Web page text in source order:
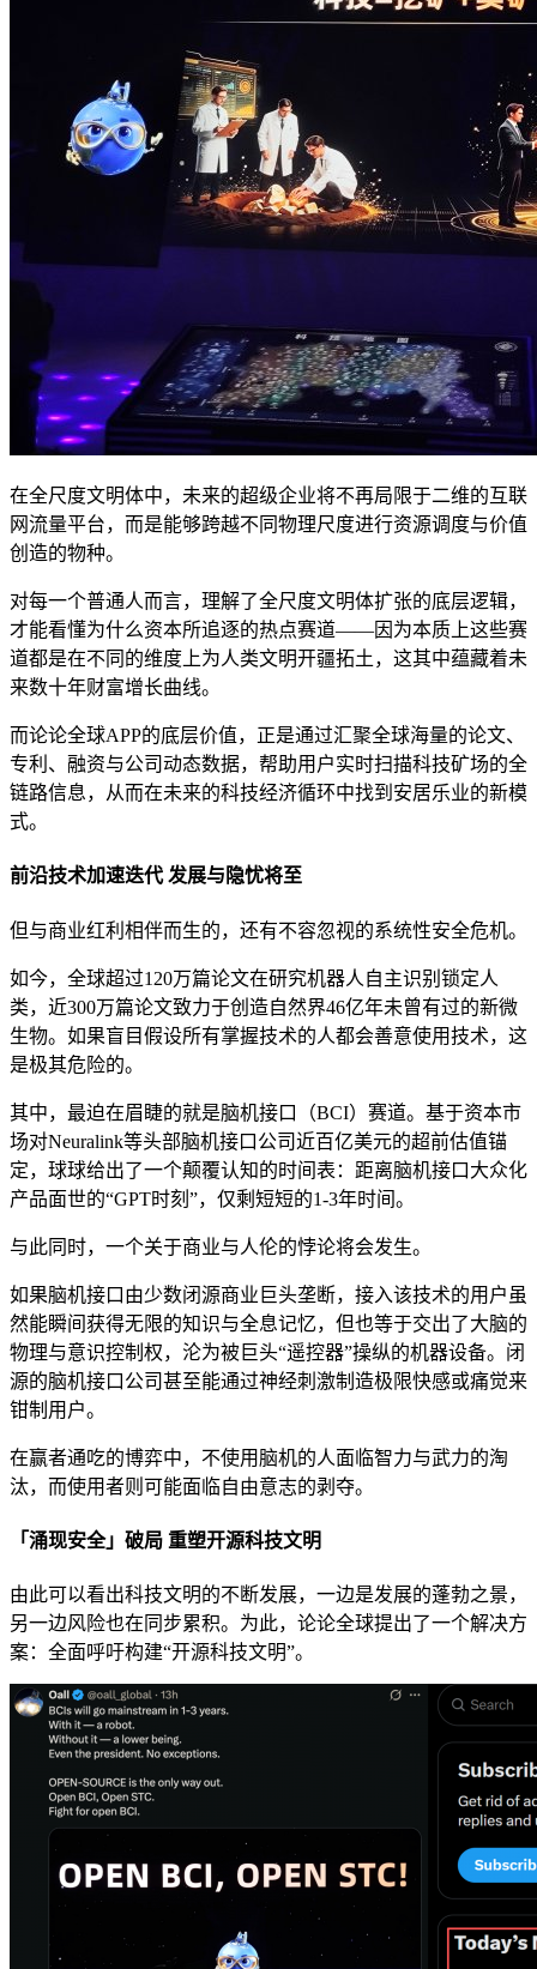
在全尺度文明体中，未来的超级企业将不再局限于二维的互联
网流量平台，而是能够跨越不同物理尺度进行资源调度与价值
创造的物种。
对每一个普通人而言，理解了全尺度文明体扩张的底层逻辑，
才能看懂为什么资本所追逐的热点赛道——因为本质上这些赛
道都是在不同的维度上为人类文明开疆拓土，这其中蕴藏着未
来数十年财富增长曲线。
而论论全球APP的底层价值，正是通过汇聚全球海量的论文、
专利、融资与公司动态数据，帮助用户实时扫描科技矿场的全
链路信息，从而在未来的科技经济循环中找到安居乐业的新模
式。
前沿技术加速迭代 发展与隐忧将至
但与商业红利相伴而生的，还有不容忽视的系统性安全危机。
如今，全球超过120万篇论文在研究机器人自主识别锁定人
类，近300万篇论文致力于创造自然界46亿年未曾有过的新微
生物。如果盲目假设所有掌握技术的人都会善意使用技术，这
是极其危险的。
其中，最迫在眉睫的就是脑机接口（BCI）赛道。基于资本市
场对Neuralink等头部脑机接口公司近百亿美元的超前估值锚
定，球球给出了一个颠覆认知的时间表：距离脑机接口大众化
产品面世的“GPT时刻”，仅剩短短的1-3年时间。
与此同时，一个关于商业与人伦的悖论将会发生。
如果脑机接口由少数闭源商业巨头垄断，接入该技术的用户虽
然能瞬间获得无限的知识与全息记忆，但也等于交出了大脑的
物理与意识控制权，沦为被巨头“遥控器”操纵的机器设备。闭
源的脑机接口公司甚至能通过神经刺激制造极限快感或痛觉来
钳制用户。
在赢者通吃的博弈中，不使用脑机的人面临智力与武力的淘
汰，而使用者则可能面临自由意志的剥夺。
「涌现安全」破局 重塑开源科技文明
由此可以看出科技文明的不断发展，一边是发展的蓬勃之景，
另一边风险也在同步累积。为此，论论全球提出了一个解决方
案：全面呼吁构建“开源科技文明”。